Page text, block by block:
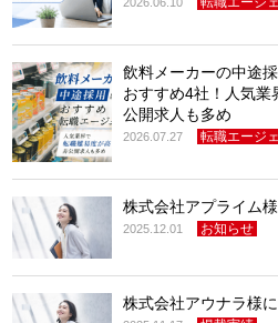
飲料メーカーの中途
おすすめ4社！人気業
公開求人も多め
2026.07.27 転職エージ
株式会社アプライム
2025.12.01 お知らせ
株式会社アウナラ様